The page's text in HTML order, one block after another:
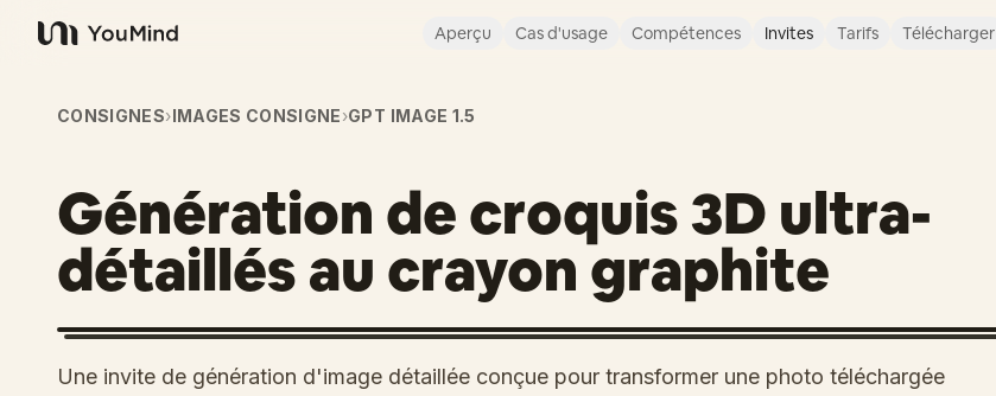
YouMind
Aperçu Cas d'usage Compétences Invites Tarifs Télécharger
CONSIGNES›IMAGES CONSIGNE›GPT IMAGE 1.5
Génération de croquis 3D ultra-
détaillés au crayon graphite
Une invite de génération d'image détaillée conçue pour transformer une photo téléchargée